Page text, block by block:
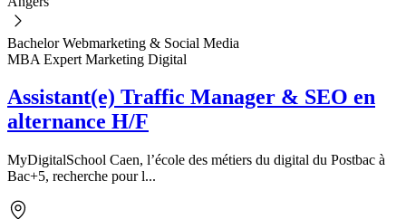
Bachelor Webmarketing & Social Media
MBA Expert Marketing Digital
Assistant(e) Traffic Manager & SEO en
alternance H/F
MyDigitalSchool Caen, l’école des métiers du digital du Postbac à
Bac+5, recherche pour l...